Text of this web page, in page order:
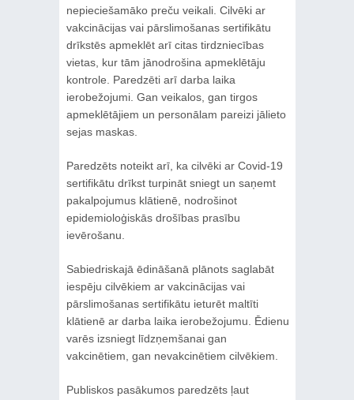
nepieciešamāko preču veikali. Cilvēki ar
vakcinācijas vai pārslimošanas sertifikātu
drīkstēs apmeklēt arī citas tirdzniecības
vietas, kur tām jānodrošina apmeklētāju
kontrole. Paredzēti arī darba laika
ierobežojumi. Gan veikalos, gan tirgos
apmeklētājiem un personālam pareizi jālieto
sejas maskas.
Paredzēts noteikt arī, ka cilvēki ar Covid-19
sertifikātu drīkst turpināt sniegt un saņemt
pakalpojumus klātienē, nodrošinot
epidemioloģiskās drošības prasību
ievērošanu.
Sabiedriskajā ēdināšanā plānots saglabāt
iespēju cilvēkiem ar vakcinācijas vai
pārslimošanas sertifikātu ieturēt maltīti
klātienē ar darba laika ierobežojumu. Ēdienu
varēs izsniegt līdzņemšanai gan
vakcinētiem, gan nevakcinētiem cilvēkiem.
Publiskos pasākumos paredzēts ļaut